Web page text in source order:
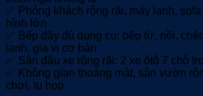
✅ Phòng khách rộng rãi, máy lạnh,
hình lớn
✅ Bếp đầy đủ dụng cụ: bếp từ, nồi,
lạnh, gia vị cơ bản
✅ Sân đậu xe rộng rãi: 2 xe ôtô 7 chỗ
✅ Không gian thoáng mát, sân vườn
chơi, tụ họp